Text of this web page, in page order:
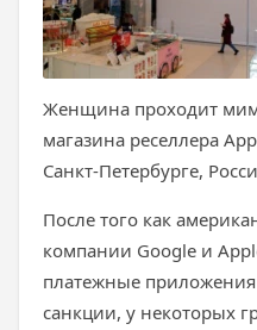
Женщина проходит
магазина реселлера
Санкт-Петербурге,
После того как
компании Google и
платежные приложения
санкции, у некоторых